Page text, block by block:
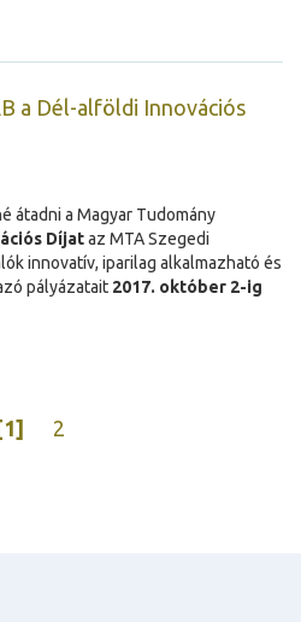
a Dél-alföldi Innovációs
átadni a Magyar Tudomány
Díjataz MTA Szegedi
innovatív, iparilag alkalmazható és
pályázatait 2017. október 2-ig
2